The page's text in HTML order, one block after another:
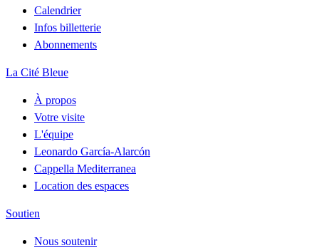
Calendrier
Infos billetterie
Abonnements
La Cité Bleue
À propos
Votre visite
L'équipe
Leonardo García-Alarcón
Cappella Mediterranea
Location des espaces
Soutien
Nous soutenir